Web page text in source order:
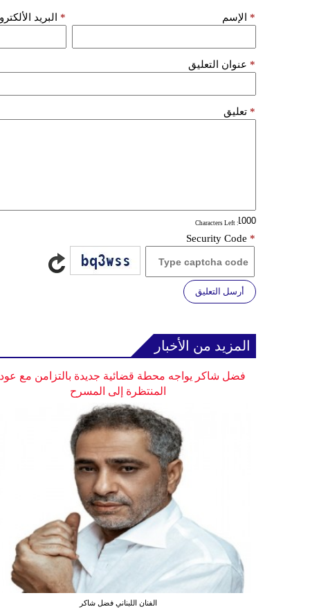
الإسم * البريد *
عنوان التعليق *
تعليق *
: Characters Left
Security Code *
أرسل التعليق
المزيد من الأخبار
فضل شاكر يواجه محطة قضائية جديدة بالتزامن مع
المنتظرة إلى المسرح
الفنان اللبناني فضل شاكر